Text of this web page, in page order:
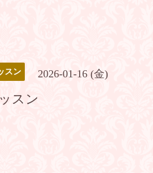
スン 2026-01-16 (金)
スン